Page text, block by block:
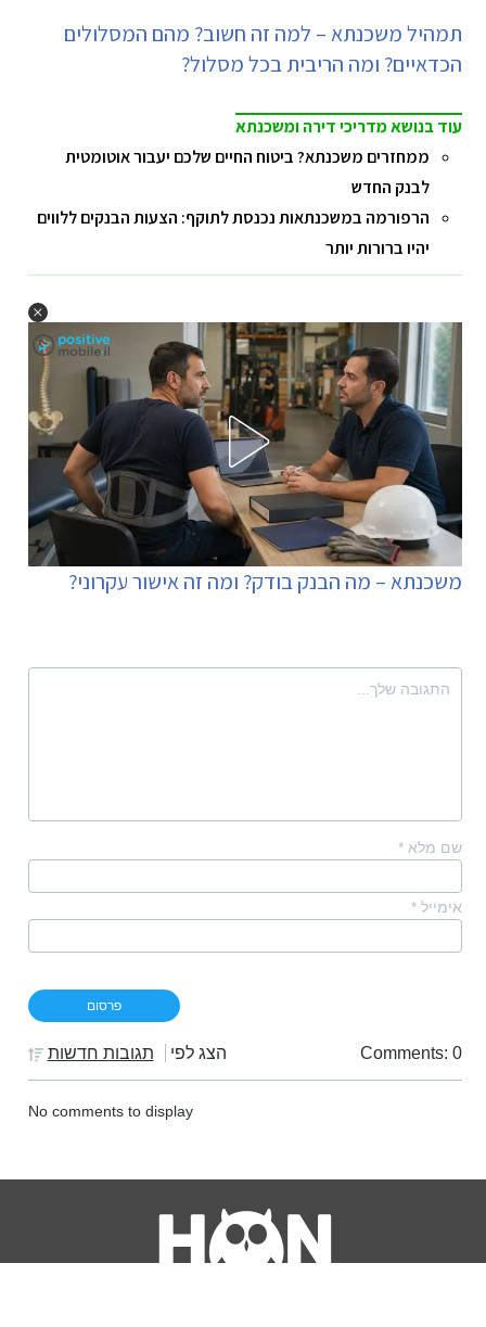
תמהיל משכנתא – למה זה חשוב? מהם המסלולים
הכדאיים? ומה הריבית בכל מסלול?
עוד בנושא מדריכי דירה ומשכנתא
ממחזרים משכנתא? ביטוח החיים שלכם יעבור אוטומטית
לבנק החדש
הרפורמה במשכנתאות נכנסת לתוקף: הצעות הבנקים ללווים
יהיו ברורות יותר
משכנתא – מה הבנק בודק? ומה זה אישור עקרוני?
שם מלא *
אימייל *
Comments: 0 הצג לפי תגובות חדשות
No comments to display